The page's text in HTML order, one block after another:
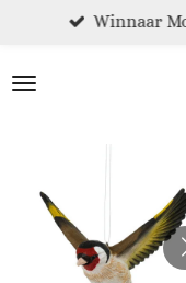
naar
Winnaar